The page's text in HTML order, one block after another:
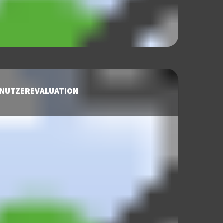
NUTZEREVALUATION